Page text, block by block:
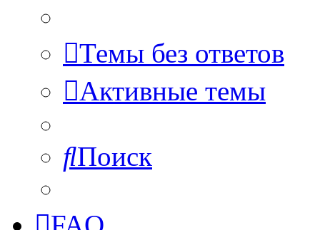
Темы без ответов
Активные темы
Поиск